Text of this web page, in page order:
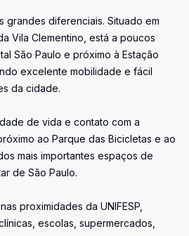
grandes diferenciais. Situado em
Vila Clementino, está a poucos
São Paulo e próximo à Estação
excelente mobilidade e fácil
da cidade.
de vida e contato com a
ao Parque das Bicicletas e ao
mais importantes espaços de
de São Paulo.
proximidades da UNIFESP,
escolas, supermercados,